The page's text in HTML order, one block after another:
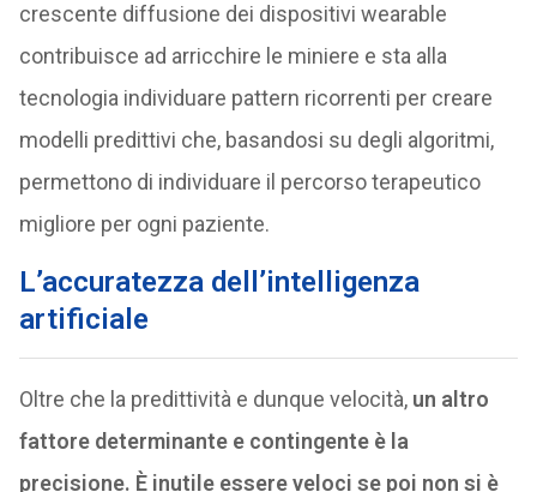
crescente diffusione dei dispositivi wearable
contribuisce ad arricchire le miniere e sta alla
tecnologia individuare pattern ricorrenti per creare
modelli predittivi che, basandosi su degli algoritmi,
permettono di individuare il percorso terapeutico
migliore per ogni paziente.
L’accuratezza dell’intelligenza
artificiale
Oltre che la predittività e dunque velocità, un altro
fattore determinante e contingente è la
precisione. È inutile essere veloci se poi non si è